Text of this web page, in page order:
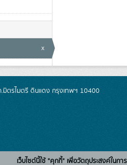
x
ตรไมตรี ดินแดง กรุงเทพฯ 10400
เว็บไซต์นี้ใช้ "คุกกี้" เพื่อวัตถุประสงค์ใน